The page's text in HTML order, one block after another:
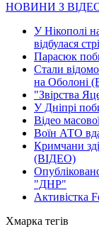
НОВИНИ З
У Нікополі на
відбулася
Парасюк
Стали
на Оболоні
"Звірства
У Дніпрі
Відео
Воїн АТО
Кримчани
(ВІДЕО)
"ДНР"
Активістка
Хмарка тегів